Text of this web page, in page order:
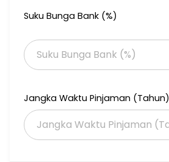
Suku Bunga Bank (%)
Jangka Waktu Pinjaman (Tahun)